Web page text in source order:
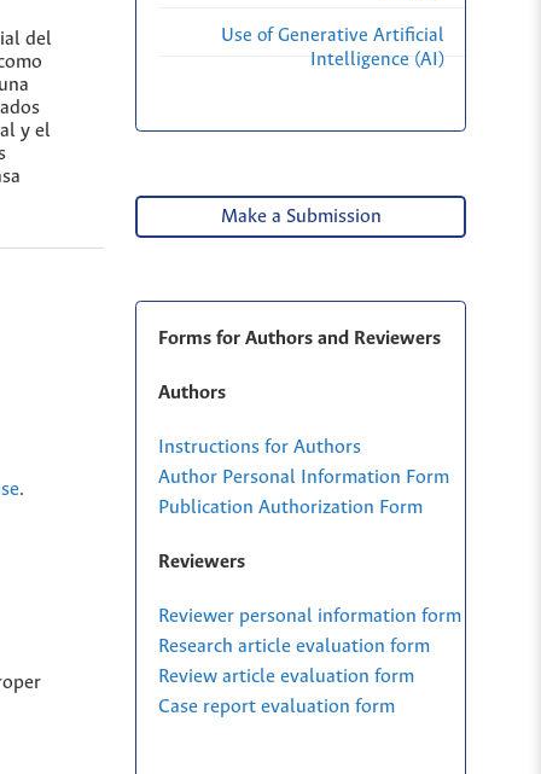
del
y el
.
Use of Generative Artificial
Intelligence (AI)
Make a Submission
Forms for Authors and Reviewers
Authors
Instructions for Authors
Author Personal Information Form
Publication Authorization Form
Reviewers
Reviewer personal information form
Research article evaluation form
Review article evaluation form
Case report evaluation form